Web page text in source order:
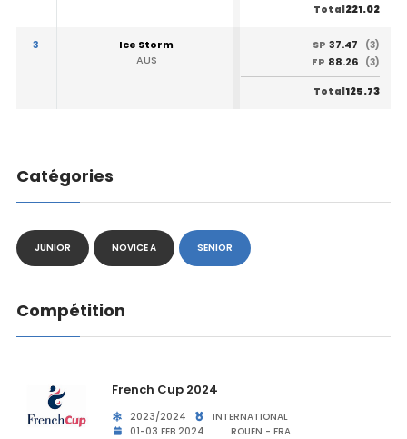
Total221.02
3
Ice Storm
AUS
SP 37.47
(3)
FP 88.26 (3)
Total125.73
Catégories
JUNIOR NOVICE A SENIOR
Compétition
French Cup 2024
2023/2024
INTERNATIONAL
01-03 FEB 2024
ROUEN - FRA